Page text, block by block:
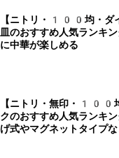
【ニトリ・100均・ダ
皿のおすすめ人気ラン
に中華が楽しめる
【ニトリ・無印・100
クのおすすめ人気ラン
げ式やマグネットタイプ